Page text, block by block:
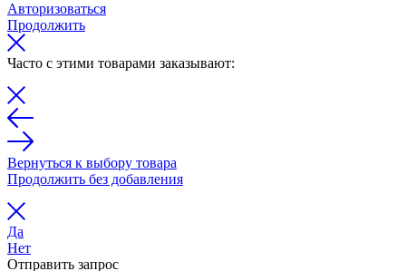
Авторизоваться
Продолжить
Часто с этими товарами заказывают:
Вернуться к выбору товара
Продолжить без добавления
Да
Нет
Отправить запрос